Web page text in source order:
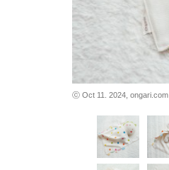
ⓒ Oct 11. 2024, ongari.com